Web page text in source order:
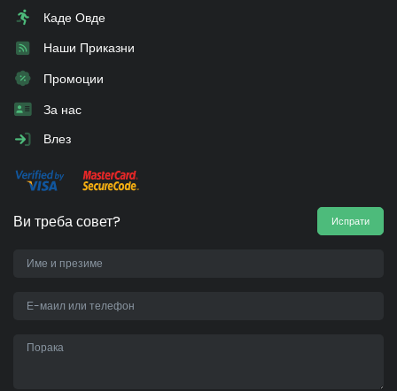
Каде Овде
Наши Приказни
Промоции
За нас
Влез
Ви треба совет? Испрати